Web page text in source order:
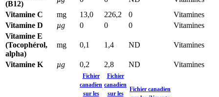
(B12)
Vitamine C
mg 13,0 226,2 0
Vitamines
Vitamine D
µg 0 0 0
Vitamines
Vitamine E
(Tocophérol,
alpha)
mg 0,1 1,4 ND Vitamines
Vitamine K µg 0,2 2,8 ND Vitamines
Fichier
canadien
sur les
Fichier
canadien
sur les
Fichier canadien